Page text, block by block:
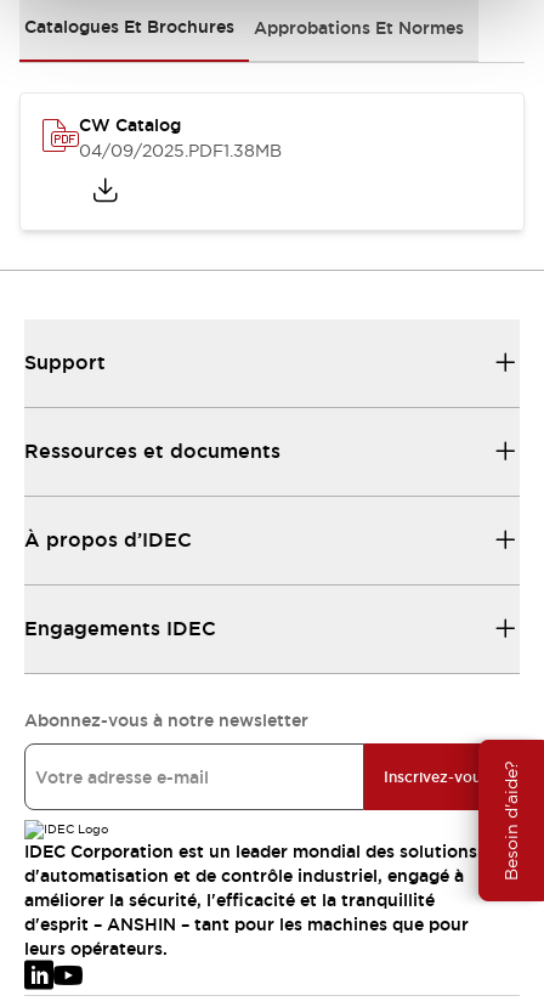
Besoin d'aide?
Catalogues Et Brochures Approbations Et Normes
CW Catalog
04/09/2025.PDF1.38MB
Support
Ressources et documents
À propos d’IDEC
Engagements IDEC
Abonnez-vous à notre newsletter
Inscrivez-vous
IDEC Corporation est un leader mondial des solutions
d'automatisation et de contrôle industriel, engagé à
améliorer la sécurité, l'efficacité et la tranquillité
d'esprit – ANSHIN – tant pour les machines que pour
leurs opérateurs.